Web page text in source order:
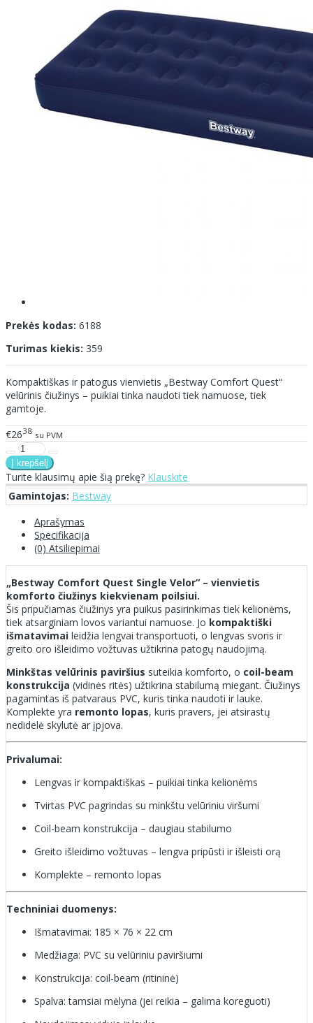
Prekės kodas: 6188
Turimas kiekis: 359
Kompaktiškas ir patogus vienvietis „Bestway Comfort Quest“
velūrinis čiužinys – puikiai tinka naudoti tiek namuose, tiek
gamtoje.
€2638 su PVM
Turite klausimų apie šią prekę? Klauskite
Gamintojas: Bestway
Aprašymas
Specifikacija
(0) Atsiliepimai
„Bestway Comfort Quest Single Velor“ – vienvietis
komforto čiužinys kiekvienam poilsiui.
Šis pripučiamas čiužinys yra puikus pasirinkimas tiek kelionėms,
tiek atsarginiam lovos variantui namuose. Jo kompaktiški
išmatavimai leidžia lengvai transportuoti, o lengvas svoris ir
greito oro išleidimo vožtuvas užtikrina patogų naudojimą.
Minkštas velūrinis paviršius suteikia komforto, o coil-beam
konstrukcija (vidinės ritės) užtikrina stabilumą miegant. Čiužinys
pagamintas iš patvaraus PVC, kuris tinka naudoti ir lauke.
Komplekte yra remonto lopas, kuris pravers, jei atsirastų
nedidelė skylutė ar įpjova.
Privalumai:
Lengvas ir kompaktiškas – puikiai tinka kelionėms
Tvirtas PVC pagrindas su minkštu velūriniu viršumi
Coil-beam konstrukcija – daugiau stabilumo
Greito išleidimo vožtuvas – lengva pripūsti ir išleisti orą
Komplekte – remonto lopas
Techniniai duomenys:
Išmatavimai: 185 × 76 × 22 cm
Medžiaga: PVC su velūriniu paviršiumi
Konstrukcija: coil-beam (ritininė)
Spalva: tamsiai mėlyna (jei reikia – galima koreguoti)